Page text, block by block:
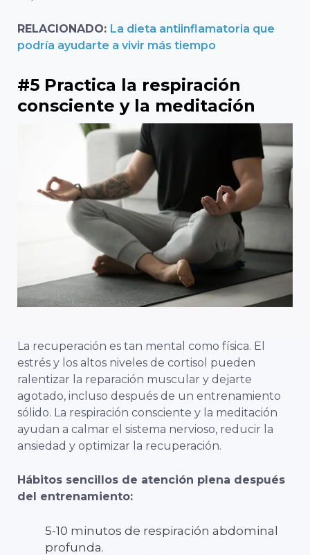
RELACIONADO: La dieta antiinflamatoria que
podría ayudarte a vivir más tiempo
#5 Practica la respiración
consciente y la meditación
La recuperación es tan mental como física. El
estrés y los altos niveles de cortisol pueden
ralentizar la reparación muscular y dejarte
agotado, incluso después de un entrenamiento
sólido. La respiración consciente y la meditación
ayudan a calmar el sistema nervioso, reducir la
ansiedad y optimizar la recuperación.
Hábitos sencillos de atención plena después
del entrenamiento:
5-10 minutos de respiración abdominal
profunda.